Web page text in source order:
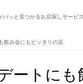
パッと見つかるお店探しサービス
飲み会にもピッタリの店
ートに